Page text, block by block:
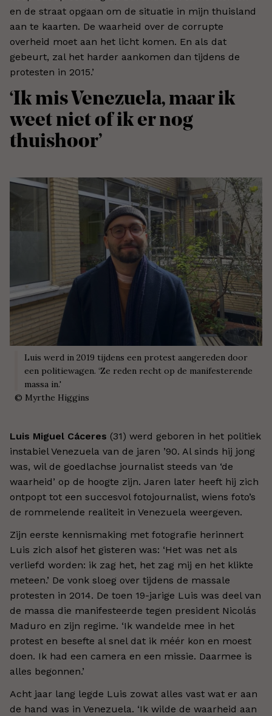
en de straat opgaan om de situatie in mijn thuisland
aan te kaarten. De waarheid over de corrupte
overheid moet aan het licht komen. En als dat
gebeurt, zal het harder aankomen dan tijdens de
protesten in 2015.’
‘Ik mis Venezuela, maar ik
weet niet of ik er nog
thuishoor’
Luis werd in 2019 tijdens een protest aangereden door
een politiewagen. ‘Ze reden recht op de manifesterende
massa in.'
© Myrthe Higgins
Luis Miguel Cáceres (31) werd geboren in het politiek
instabiel Venezuela van de jaren ’90. Al sinds hij jong
was, wil de goedlachse journalist steeds van ‘de
waarheid’ op de hoogte zijn. Jaren later heeft hij zich
ontpopt tot een succesvol fotojournalist, wiens foto’s
de rommelende realiteit in Venezuela weergeven.
Zijn eerste kennismaking met fotografie herinnert
Luis zich alsof het gisteren was: ‘Het was net als
verliefd worden: ik zag het, het zag mij en het klikte
meteen.’ De vonk sloeg over tijdens de massale
protesten in 2014. De toen 19-jarige Luis was deel van
de massa die manifesteerde tegen president Nicolás
Maduro en zijn regime. ‘Ik wandelde mee in het
protest en besefte al snel dat ik méér kon en moest
doen. Ik had een camera en een missie. Daarmee is
alles begonnen.’
Acht jaar lang legde Luis zowat alles vast wat er aan
de hand was in Venezuela. ‘Ik wilde de waarheid aan